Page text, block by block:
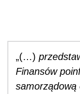
„(…)
Finansów
samorządową